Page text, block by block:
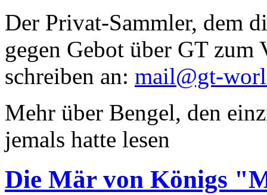
Der Privat-Sammler, dem
gegen Gebot über GT zum
schreiben an: mail@gt-
Mehr über Bengel, den
jemals hatte lesen
Die Mär von Königs